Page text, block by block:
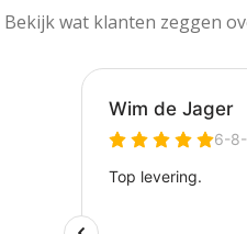
Bekijk wat klanten zeggen